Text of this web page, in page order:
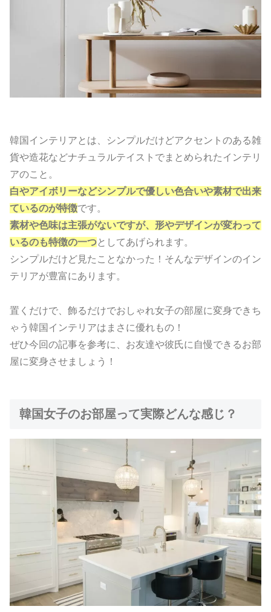
韓国インテリアとは、シンプルだけどアクセントのある雑
貨や造花などナチュラルテイストでまとめられたインテリ
アのこと。
白やアイボリーなどシンプルで優しい色合いや素材で出来
ているのが特徴です。
素材や色味は主張がないですが、形やデザインが変わって
いるのも特徴の一つとしてあげられます。
シンプルだけど見たことなかった！そんなデザインのイン
テリアが豊富にあります。
置くだけで、飾るだけでおしゃれ女子の部屋に変身できち
ゃう韓国インテリアはまさに優れもの！
ぜひ今回の記事を参考に、お友達や彼氏に自慢できるお部
屋に変身させましょう！
韓国女子のお部屋って実際どんな感じ？